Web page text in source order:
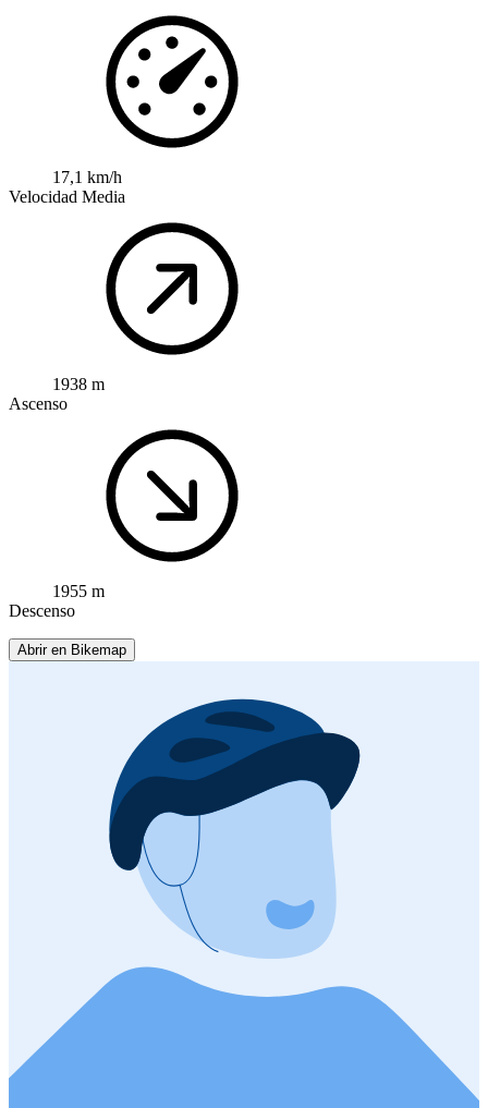
17,1 km/h
Velocidad Media
1938 m
Ascenso
1955 m
Descenso
Abrir en Bikemap